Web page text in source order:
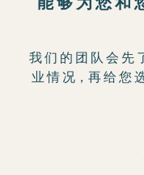
我 们 的 团 队 会 先
业 情 况，再 给 您